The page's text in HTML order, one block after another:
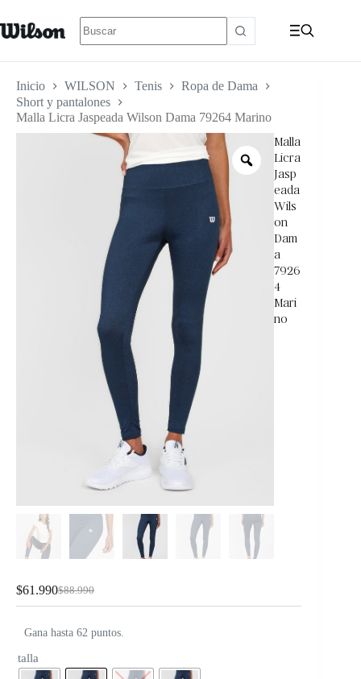
Inicio WILSON Tenis
Ropa de Dama
Short y pantalones
Malla Licra Jaspeada Wilson Dama 79264 Marino
Malla
Licra
Jasp
eada
Wils
on
Dam
a
7926
4
Mari
no
$88.990
$61.990
Gana hasta 62 puntos.
talla